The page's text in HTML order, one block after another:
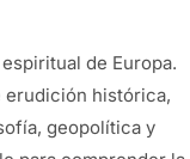
de Europa.
erudición histórica,
geopolítica y